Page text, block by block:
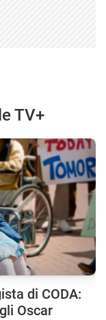
TV+
di CODA:
Oscar